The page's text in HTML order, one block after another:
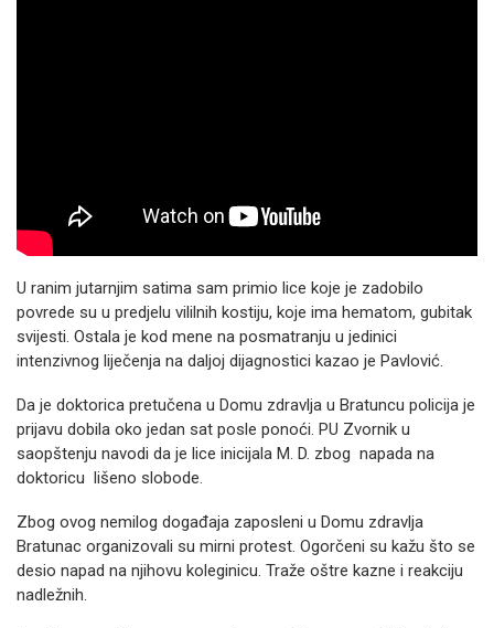
U ranim jutarnjim satima sam primio lice koje je zadobilo
povrede su u predjelu vililnih kostiju, koje ima hematom, gubitak
svijesti. Ostala je kod mene na posmatranju u jedinici
intenzivnog liječenja na daljoj dijagnostici kazao je Pavlović.
Da je doktorica pretučena u Domu zdravlja u Bratuncu policija je
prijavu dobila oko jedan sat posle ponoći. PU Zvornik u
saopštenju navodi da je lice inicijala M. D. zbog napada na
doktoricu lišeno slobode.
Zbog ovog nemilog događaja zaposleni u Domu zdravlja
Bratunac organizovali su mirni protest. Ogorčeni su kažu što se
desio napad na njihovu koleginicu. Traže oštre kazne i reakciju
nadležnih.